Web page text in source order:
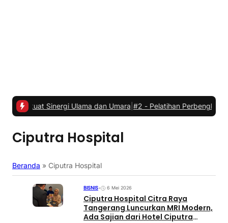
Sinergi Ulama dan Umara|#2 -Pelatihan Perbengkelan Roda
Ciputra Hospital
Beranda » Ciputra Hospital
BISNIS• 6 Mei 2026
Ciputra Hospital Citra Raya
Tangerang Luncurkan MRI Modern,
Ada Sajian dari Hotel Ciputra